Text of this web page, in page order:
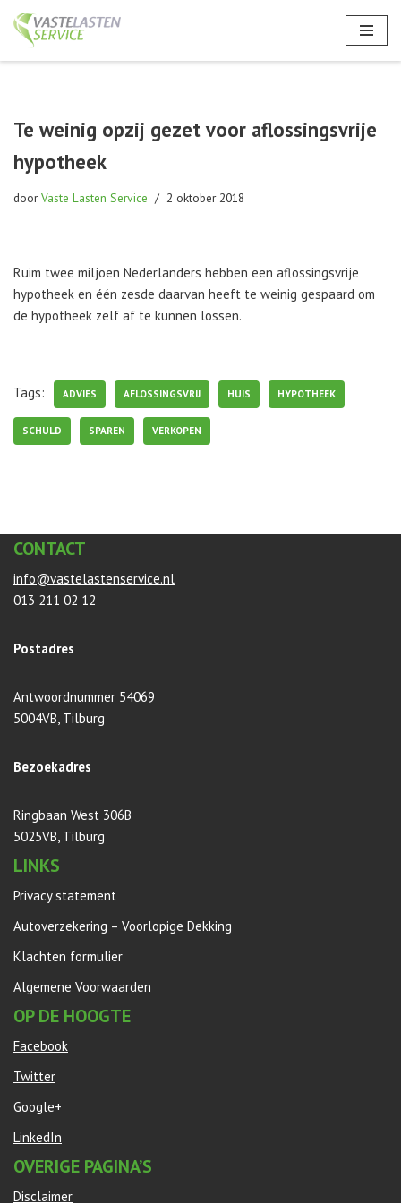
Te weinig opzij gezet voor aflossingsvrije
hypotheek
doorVaste Lasten Service 2 oktober 2018
Ruim twee miljoen Nederlanders hebben een aflossingsvrije
hypotheek en één zesde daarvan heeft te weinig gespaard om
de hypotheek zelf af te kunnen lossen.
Tags: ADVIES AFLOSSINGSVRIJ HUIS HYPOTHEEK
SCHULD SPAREN VERKOPEN
CONTACT
info@vastelastenservice.nl
013 211 02 12
Postadres
Antwoordnummer 54069
5004VB, Tilburg
Bezoekadres
Ringbaan West 306B
5025VB, Tilburg
LINKS
Privacy statement
Autoverzekering – Voorlopige Dekking
Klachten formulier
Algemene Voorwaarden
OP DE HOOGTE
Facebook
Twitter
Google+
LinkedIn
OVERIGE PAGINA’S
Disclaimer